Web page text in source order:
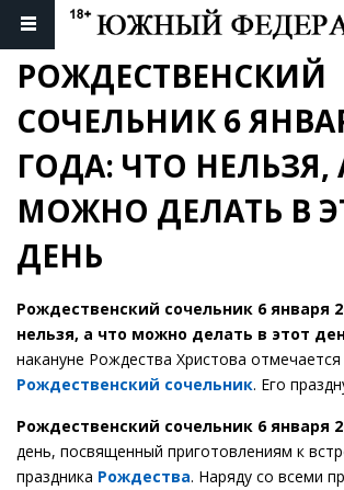
РОЖДЕСТВЕНСКИЙ
СОЧЕЛЬНИК 6
ГОДА: ЧТО НЕЛЬЗЯ,
МОЖНО ДЕЛАТЬ В
ДЕНЬ
Рождественский сочельник 6 января
нельзя, а что можно делать в этот
накануне Рождества Христова отмечается
Рождественский сочельник. Его
Рождественский сочельник 6 января
день, посвященный приготовлениям к
праздника Рождества. Наряду со всеми